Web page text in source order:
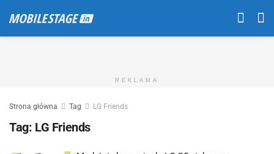
REKLAMA
Strona główna Tag LG Friends
Tag: LG Friends